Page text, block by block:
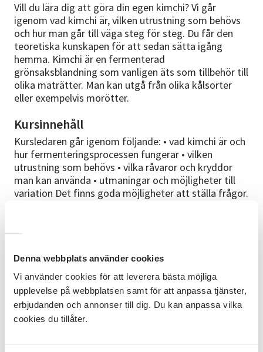
Denna webbplats använder cookies
Vi använder cookies för att leverera bästa möjliga
upplevelse på webbplatsen samt för att anpassa tjänster,
erbjudanden och annonser till dig. Du kan anpassa vilka
cookies du tillåter.
Vill du lära dig att göra din egen kimchi? Vi går
igenom vad kimchi är, vilken utrustning som behövs
och hur man går till väga steg för steg. Du får den
teoretiska kunskapen för att sedan sätta igång
hemma. Kimchi är en fermenterad
grönsaksblandning som vanligen äts som tillbehör till
olika maträtter. Man kan utgå från olika kålsorter
eller exempelvis morötter.
Kursinnehåll
Kursledaren går igenom följande: • vad kimchi är och
hur fermenteringsprocessen fungerar • vilken
utrustning som behövs • vilka råvaror och kryddor
man kan använda • utmaningar och möjligheter till
variation Det finns goda möjligheter att ställa frågor.
Inga förkunskaper krävs. Passar både nybörjare och
Material
Kompendie om kimchi från Godroten delas ut till
deltagarna.